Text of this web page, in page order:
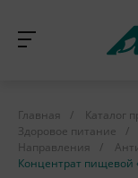
Главная / Каталог
Здоровое питание
/
Направления
/
Концентрат пищевой